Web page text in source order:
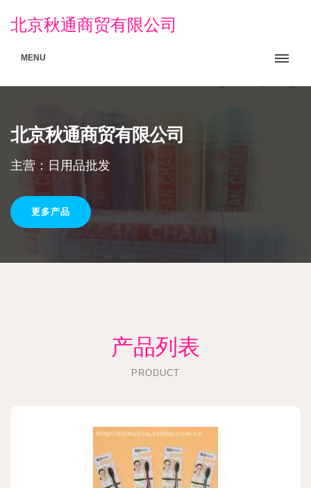
北京秋通商贸有限公司
MENU
北京秋通商贸有限公司
主营：日用品批发
更多产品
产品列表
PRODUCT